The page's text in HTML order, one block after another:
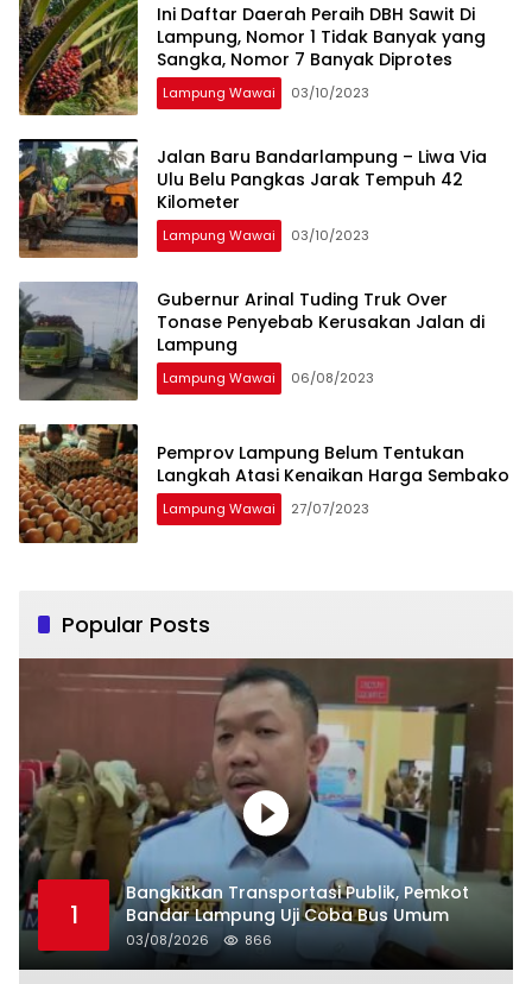
Ini Daftar Daerah Peraih DBH Sawit Di
Lampung, Nomor 1 Tidak Banyak yang
Sangka, Nomor 7 Banyak Diprotes
Lampung Wawai 03/10/2023
Jalan Baru Bandarlampung – Liwa Via
Ulu Belu Pangkas Jarak Tempuh 42
Kilometer
Lampung Wawai 03/10/2023
Gubernur Arinal Tuding Truk Over
Tonase Penyebab Kerusakan Jalan di
Lampung
Lampung Wawai 06/08/2023
Pemprov Lampung Belum Tentukan
Langkah Atasi Kenaikan Harga Sembako
Lampung Wawai 27/07/2023
Popular Posts
1
Bangkitkan Transportasi Publik, Pemkot
Bandar Lampung Uji Coba Bus Umum
03/08/2026 866